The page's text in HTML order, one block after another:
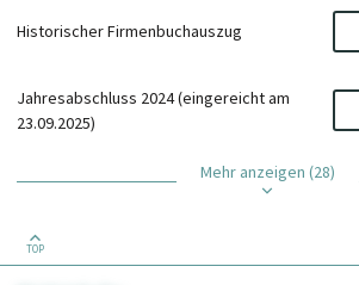
Historischer Firmenbuchauszug
Jahresabschluss 2024 (eingereicht am
23.09.2025)
Mehr anzeigen (28)
TOP